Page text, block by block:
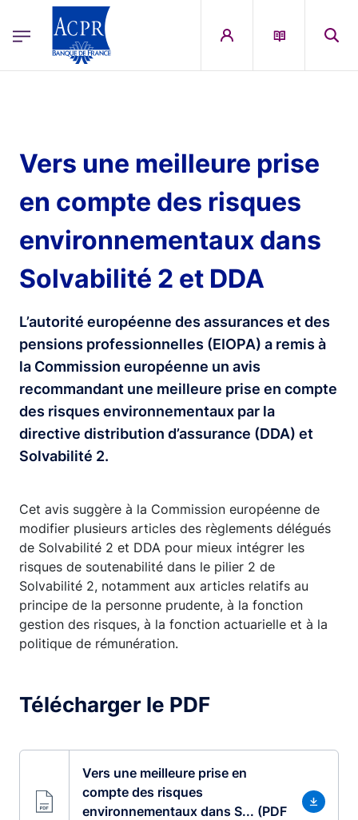
ACPR Menu Principal (French)
Vers une meilleure prise
en compte des risques
environnementaux dans
Solvabilité 2 et DDA
L’autorité européenne des assurances et des
pensions professionnelles (EIOPA) a remis à
la Commission européenne un avis
recommandant une meilleure prise en compte
des risques environnementaux par la
directive distribution d’assurance (DDA) et
Solvabilité 2.
Cet avis suggère à la Commission européenne de
modifier plusieurs articles des règlements délégués
de Solvabilité 2 et DDA pour mieux intégrer les
risques de soutenabilité dans le pilier 2 de
Solvabilité 2, notamment aux articles relatifs au
principe de la personne prudente, à la fonction
gestion des risques, à la fonction actuarielle et à la
politique de rémunération.
Télécharger le PDF
Vers une meilleure prise en
compte des risques
environnementaux dans S... (PDF